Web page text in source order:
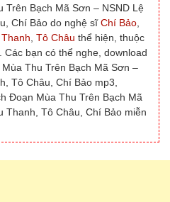
Bạch Mã Sơn – NSND Lệ
Chí Bảo do nghệ sĩChí Bảo
Tô Châu thể hiện, thuộc
bạn có thể nghe, download
Thu Trên Bạch Mã Sơn –
Tô Châu, Chí Bảo mp3,
Đoạn Mùa Thu Trên Bạch Mã
Thanh, Tô Châu, Chí Bảo miễn